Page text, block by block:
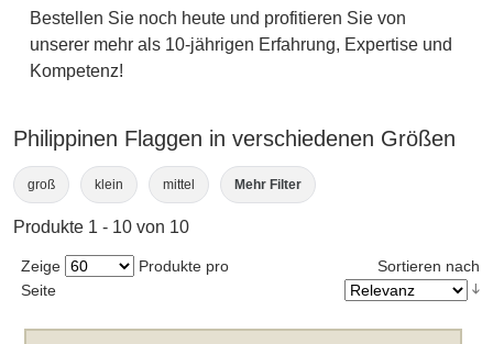
Bestellen Sie noch heute und profitieren Sie von
unserer mehr als 10-jährigen Erfahrung, Expertise und
Kompetenz!
Philippinen Flaggen in verschiedenen Größen
groß klein mittel Mehr Filter
Produkte 1 - 10 von 10
Zeige
Produkte pro
Seite
Sortieren nach